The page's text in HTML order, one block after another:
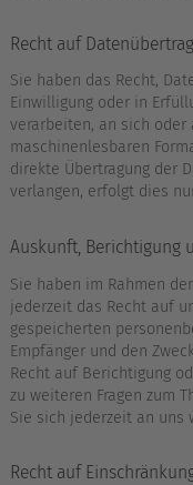
Recht auf
Sie haben das Recht,
Einwilligung oder in
verarbeiten, an sich oder
maschinenlesbaren
direkte Übertragung der
verlangen, erfolgt dies
Auskunft, Berichtigung
Sie haben im Rahmen
jederzeit das Recht auf
gespeicherten
Empfänger und den
Recht auf Berichtigung
zu weiteren Fragen zum
Sie sich jederzeit an uns
Recht auf